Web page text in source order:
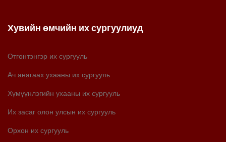
Хувийн өмчийн их сургуулиуд
Отгонтэнгэр их сургууль
Ач анагаах ухааны их сургууль
Хүмүүнлэгийн ухааны их сургууль
Их засаг олон улсын их сургууль
Орхон их сургууль